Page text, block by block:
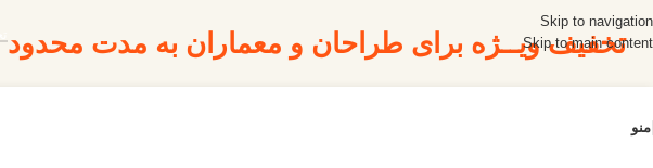
Skip to navigation
Skip to main content
تخفیف ویــژه برای طراحان و معماران به مدت محدود
منو